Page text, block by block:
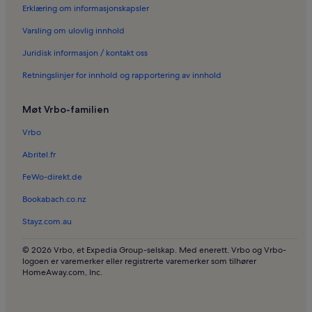
Ferieboliger i Cannes sentrum
Ferieboliger i Cannes' gamleby
Ferieboliger i Forville provençalske matmarked
Villaer i Sainte-Maxime
Villaer i Vence
Hus i Nice
Erklæring om informasjonskapsler
Varsling om ulovlig innhold
Juridisk informasjon / kontakt oss
Retningslinjer for innhold og rapportering av innhold
Møt Vrbo-familien
Vrbo
Abritel.fr
FeWo-direkt.de
Bookabach.co.nz
Stayz.com.au
© 2026 Vrbo, et Expedia Group-selskap. Med enerett. Vrbo og Vrbo-
logoen er varemerker eller registrerte varemerker som tilhører
HomeAway.com, Inc.